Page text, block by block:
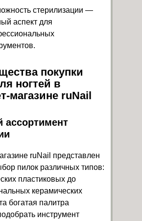
стерилизации —
аспект для
покупки
ногтей в
магазине ruNail
ассортимент
ruNail представлен
пилок различных типов:
пластиковых до
керамических
богатая палитра
инструмент